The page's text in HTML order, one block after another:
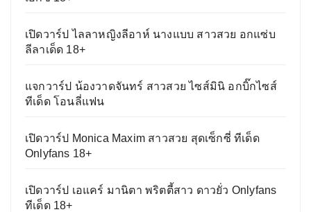
เปิดวาร์ป ไลลาหญิงลีอาห์ นางแบบ สาวสวย อกแซ่บ
ลีลาเด็ด 18+
แจกวาร์ป น้องวาดจันทร์ สาวสวย ไซส์มินิ อกบิ๊กไซส์
ทีเด็ด โอนลี่แฟน
เปิดวาร์ป Monica Maxim สาวสวย สุดเซ็กซี่ ทีเด็ด
Onlyfans 18+
เปิดวาร์ป เอแคร์ มานิตา พริตตี้สาว ดาวยั่ว Onlyfans
ทีเด็ด 18+